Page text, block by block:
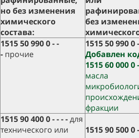
но без изменения
химического
состава:
без
1515 50 990 0 - -
- прочие
1515 50 990 0
Добавлен
1515 60 000 0
масла
фракции
1515 90 400 0 - - - -для
технического или
1515 90 500 0